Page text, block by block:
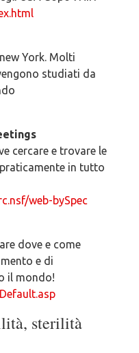
York. Molti
studiati da
cercare e trovare le
in tutto
web-bySpec
dove e come
e di
il mondo!
sterilità